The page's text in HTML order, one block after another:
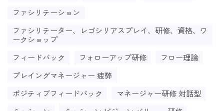
ファシリテーション
ファシリテーター、レゴシリアスプレイ、研修、資格、ワ
ークショップ
フィードバック
フォローアップ研修
フロー理論
プレイングマネージャー 疲弊
ポジティブフィードバック
マネージャー研修 対話型